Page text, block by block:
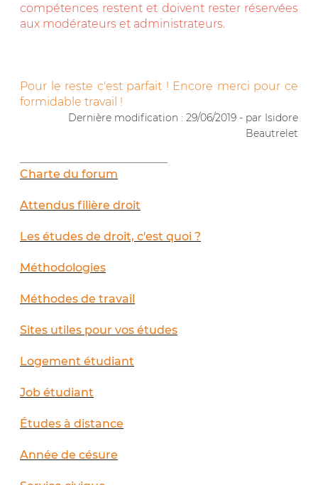
compétences restent et doivent rester réservées
aux modérateurs et administrateurs.
Pour le reste c'est parfait ! Encore merci pour ce
formidable travail !
Dernière modification : 29/06/2019 - par Isidore
Beautrelet
Charte du forum
Attendus filière droit
Les études de droit, c'est quoi ?
Méthodologies
Méthodes de travail
Sites utiles pour vos études
Logement étudiant
Job étudiant
Études à distance
Année de césure